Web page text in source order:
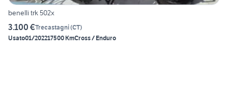
benelli trk 502x
3.100 €Trecastagni(CT)
Usato01/202217500 KmCross / Enduro